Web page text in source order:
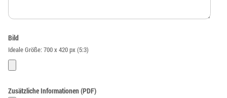
Bild
Ideale Größe: 700 x 420 px (5:3)
Zusätzliche Informationen (PDF)